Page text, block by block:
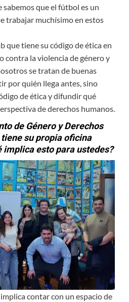
que el fútbol es un
trabajar muchísimo en estos
que tiene su código de ética en
contra la violencia de género y
se tratan de buenas
por quién llega antes, sino
de ética y difundir qué
de derechos humanos.
de Género y Derechos
su propia oficina
implica esto para ustedes?
contar con un espacio de